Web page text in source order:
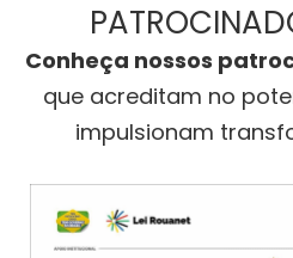
Conheça nossos
que acreditam no
impulsionam